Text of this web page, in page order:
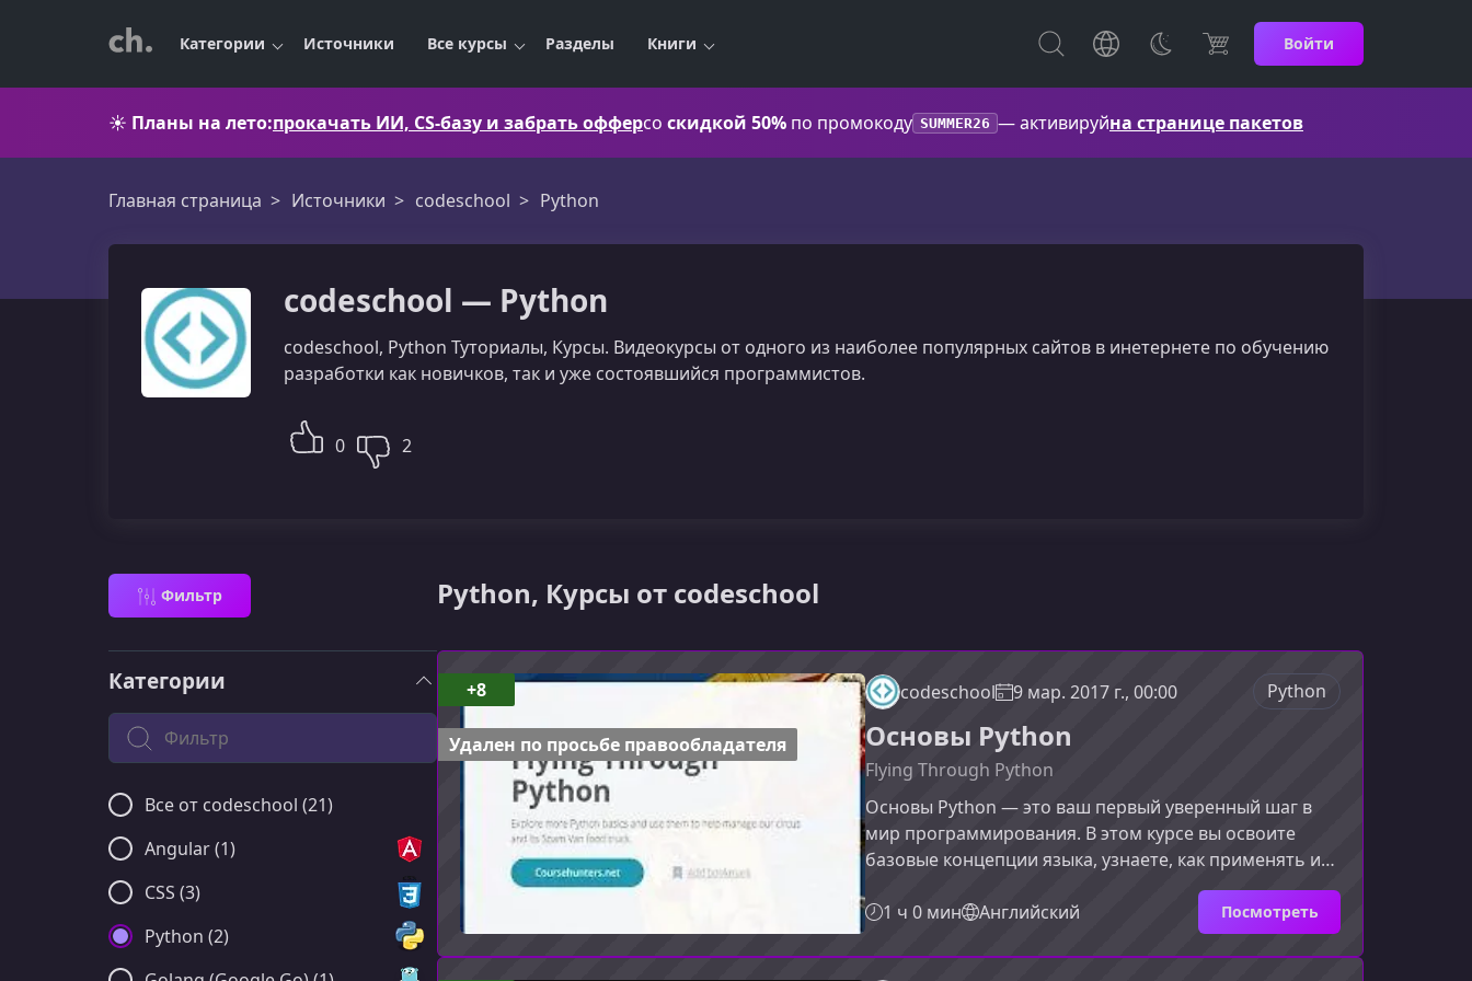
Категории Источники Все курсы Разделы Книги Войти
☀️ Планы на лето:прокачать ИИ, CS-базу и забрать офферсо скидкой 50% по промокоду SUMMER26 — активируйна странице пакетов
Главная страница Источники codeschool Python
codeschool — Python
codeschool, Python Туториалы, Курсы. Видеокурсы от одного из наиболее популярных сайтов в инетернете по обучению
разработки как новичков, так и уже состоявшийся программистов.
0 2
Фильтр Python, Курсы от codeschool
Категории
Поиск по категории
Все от codeschool (21)
Angular (1)
CSS (3)
Python (2)
codeschool 9 мар. 2017 г., 00:00 Python
Основы Python
Flying Through Python
Основы Python — это ваш первый уверенный шаг в
мир программирования. В этом курсе вы освоите
базовые концепции языка, узнаете, как применять их
на практике, и получите необходимую базу, чтобы
продолжить обучение или начать создавать
собственные проекты уже сейчас.Чему вы
научитесьКурс сформирован так, чтобы вы
1 ч 0 мин Английский Посмотреть
+8
Удален по просьбе правообладателя